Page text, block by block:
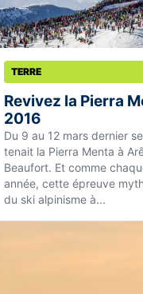
TERRE
Revivez la Pierra
2016
Du 9 au 12 mars dernier se
tenait la Pierra Menta à
Beaufort. Et comme
année, cette épreuve
du ski alpinisme à...